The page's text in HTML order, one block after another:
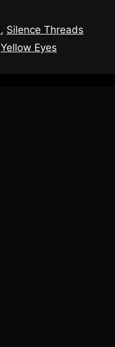
, Silence Threads
Yellow Eyes